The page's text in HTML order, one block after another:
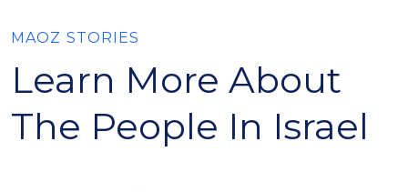
MAOZ STORIES
Learn More About
The People In Israel